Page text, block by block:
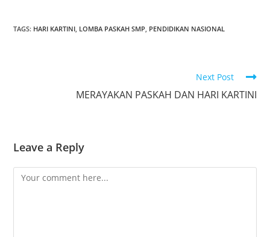
TAGS: HARI KARTINI, LOMBA PASKAH SMP, PENDIDIKAN NASIONAL
Next Post
MERAYAKAN PASKAH DAN HARI KARTINI
Leave a Reply